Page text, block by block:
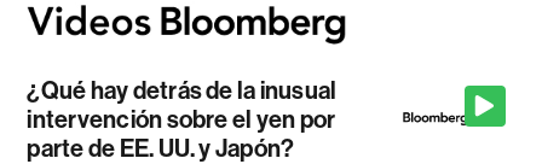
¿Qué hay detrás de la inusual
intervención sobre el yen por
parte de EE. UU. y Japón?